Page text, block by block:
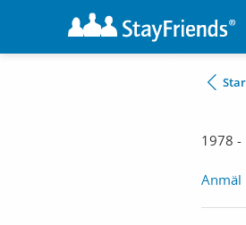
1978 -
Anmäl